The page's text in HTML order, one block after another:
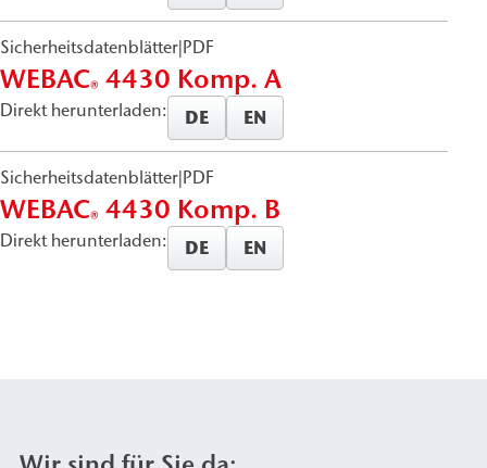
Sicherheitsdatenblätter|PDF
WEBAC® 4430 Komp. A
Direkt herunterladen: DE EN
Sicherheitsdatenblätter|PDF
WEBAC® 4430 Komp. B
Direkt herunterladen: DE EN